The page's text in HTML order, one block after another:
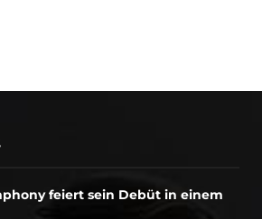
feiert sein Debüt in einem